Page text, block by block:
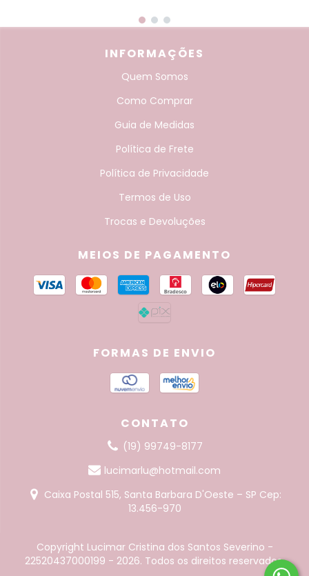
INFORMAÇÕES
Quem Somos
Como Comprar
Guia de Medidas
Política de Frete
Política de Privacidade
Termos de Uso
Trocas e Devoluções
MEIOS DE PAGAMENTO
FORMAS DE ENVIO
CONTATO
(19) 99749-8177
lucimarlu@hotmail.com
Caixa Postal 515, Santa Barbara D'Oeste – SP Cep:
13.456-970
Copyright Lucimar Cristina dos Santos Severino -
22520437000199 - 2026. Todos os direitos reservados.